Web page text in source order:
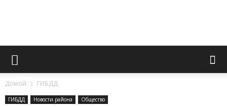
Официальный
Домой ГИБДД
ГИБДД Новости района Общество